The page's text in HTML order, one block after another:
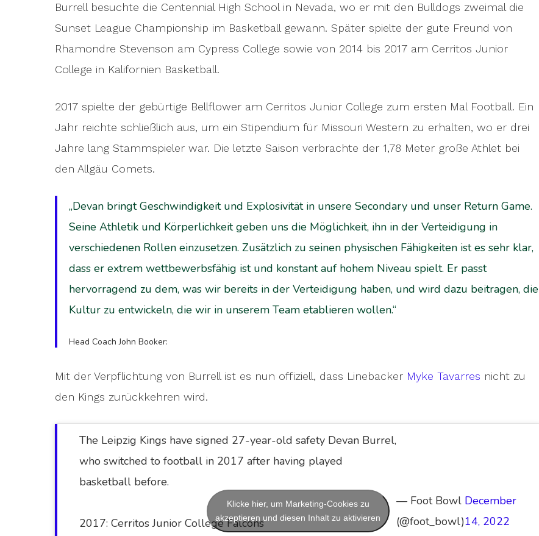
Burrell besuchte die Centennial High School in Nevada, wo er mit den Bulldogs zweimal die
Sunset League Championship im Basketball gewann. Später spielte der gute Freund von
Rhamondre Stevenson am Cypress College sowie von 2014 bis 2017 am Cerritos Junior
College in Kalifornien Basketball.
2017 spielte der gebürtige Bellflower am Cerritos Junior College zum ersten Mal Football. Ein
Jahr reichte schließlich aus, um ein Stipendium für Missouri Western zu erhalten, wo er drei
Jahre lang Stammspieler war. Die letzte Saison verbrachte der 1,78 Meter große Athlet bei
den Allgäu Comets.
„Devan bringt Geschwindigkeit und Explosivität in unsere Secondary und unser Return Game.
Seine Athletik und Körperlichkeit geben uns die Möglichkeit, ihn in der Verteidigung in
verschiedenen Rollen einzusetzen. Zusätzlich zu seinen physischen Fähigkeiten ist es sehr klar,
dass er extrem wettbewerbsfähig ist und konstant auf hohem Niveau spielt. Er passt
hervorragend zu dem, was wir bereits in der Verteidigung haben, und wird dazu beitragen, die
Kultur zu entwickeln, die wir in unserem Team etablieren wollen.“
Head Coach John Booker:
Mit der Verpflichtung von Burrell ist es nun offiziell, dass Linebacker Myke Tavarres nicht zu
den Kings zurückkehren wird.
The Leipzig Kings have signed 27-year-old safety Devan Burrel,
who switched to football in 2017 after having played
basketball before.
2017: Cerritos Junior College Falcons
— Foot Bowl
(@foot_bowl)
December
14, 2022
Klicke hier, um Marketing-Cookies zu
akzeptieren und diesen Inhalt zu aktivieren